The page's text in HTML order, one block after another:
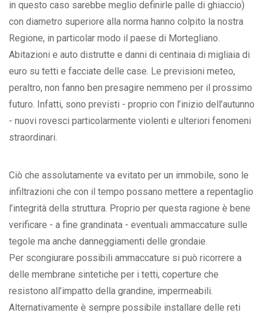
in questo caso sarebbe meglio definirle palle di ghiaccio)
con diametro superiore alla norma hanno colpito la nostra
Regione, in particolar modo il paese di Mortegliano.
Abitazioni e auto distrutte e danni di centinaia di migliaia di
euro su tetti e facciate delle case. Le previsioni meteo,
peraltro, non fanno ben presagire nemmeno per il prossimo
futuro. Infatti, sono previsti - proprio con l’inizio dell’autunno
- nuovi rovesci particolarmente violenti e ulteriori fenomeni
straordinari.
Ciò che assolutamente va evitato per un immobile, sono le
infiltrazioni che con il tempo possano mettere a repentaglio
l’integrità della struttura. Proprio per questa ragione è bene
verificare - a fine grandinata - eventuali ammaccature sulle
tegole ma anche danneggiamenti delle grondaie.
Per scongiurare possibili ammaccature si può ricorrere a
delle membrane sintetiche per i tetti, coperture che
resistono all’impatto della grandine, impermeabili.
Alternativamente è sempre possibile installare delle reti